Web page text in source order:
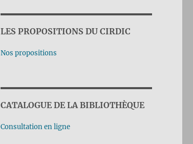
LES PROPOSITIONS DU CIRDIC
Nos propositions
CATALOGUE DE LA BIBLIOTHÈQUE
Consultation en ligne